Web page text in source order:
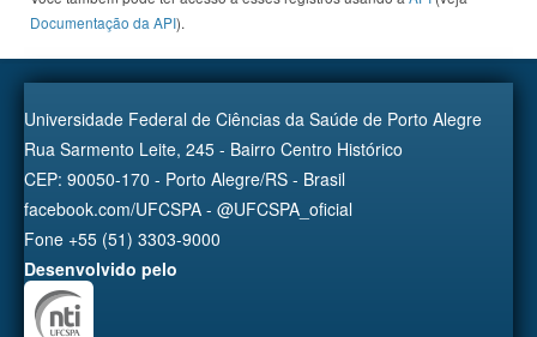
Documentação da API).
Universidade Federal de Ciências da Saúde de Porto Alegre
Rua Sarmento Leite, 245 - Bairro Centro Histórico
CEP: 90050-170 - Porto Alegre/RS - Brasil
facebook.com/UFCSPA - @UFCSPA_oficial
Fone +55 (51) 3303-9000
Desenvolvido pelo